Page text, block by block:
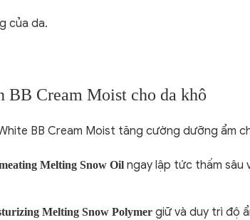
của da.
BB Cream Moist cho da khô
BB Cream Moist tăng cường dưỡng ẩm
Melting Snow Oilngay lập tức thấm sâu
Melting Snow Polymergiữ và duy trì độ